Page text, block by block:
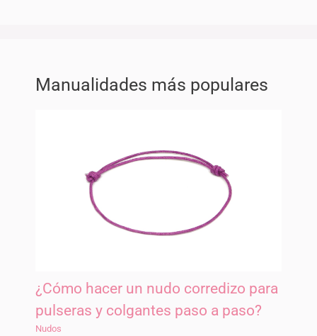
Manualidades más populares
¿Cómo hacer un nudo corredizo para
pulseras y colgantes paso a paso?
Nudos